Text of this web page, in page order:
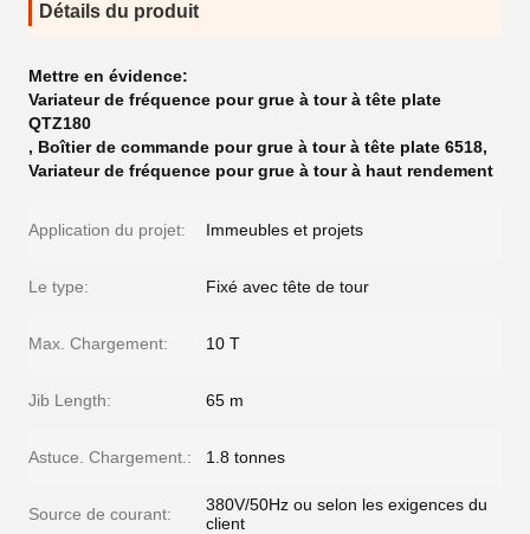
Détails du produit
Mettre en évidence:
Variateur de fréquence pour grue à tour à tête plate
QTZ180
, Boîtier de commande pour grue à tour à tête plate 6518,
Variateur de fréquence pour grue à tour à haut rendement
Application du projet: Immeubles et projets
Le type: Fixé avec tête de tour
Max. Chargement: 10 T
Jib Length: 65 m
Astuce. Chargement.: 1.8 tonnes
Source de courant:
380V/50Hz ou selon les exigences du
client